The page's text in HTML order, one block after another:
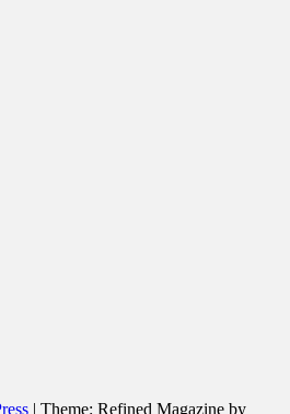
| Theme: Refined Magazine by